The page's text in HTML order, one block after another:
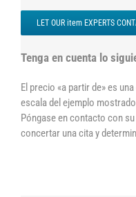
LET OUR item EXPERTS
Tenga en cuenta lo
El precio «a partir de» es
escala del ejemplo
Póngase en contacto con su
concertar una cita y